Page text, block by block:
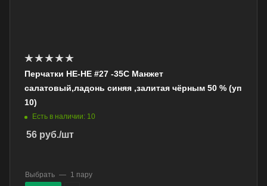
Перчатки НЕ-НЕ #27 -35C Манжет
салатовый,ладонь синяя ,залитая чёрным 50 % (уп
10)
Есть в наличии: 10
56 руб./шт
Выбрать — 1 пару